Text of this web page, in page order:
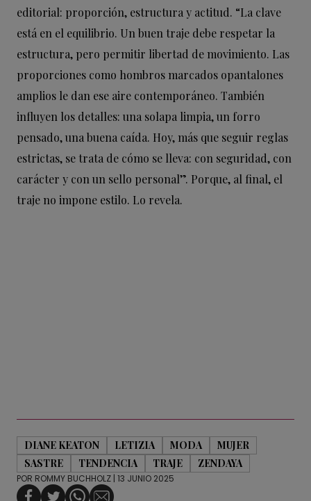
editorial: proporción, estructura y actitud. “La clave
está en el equilibrio. Un buen traje debe respetar la
estructura, pero permitir libertad de movimiento. Las
proporciones como hombros marcados opantalones
amplios le dan ese aire contemporáneo. También
influyen los detalles: una solapa limpia, un forro
pensado, una buena caída. Hoy, más que seguir reglas
estrictas, se trata de cómo se lleva: con seguridad, con
carácter y con un sello personal”. Porque, al final, el
traje no impone estilo. Lo revela.
DIANE KEATON LETIZIA MODA
MUJER
SASTRE
TENDENCIA TRAJE ZENDAYA
POR ROMMY BUCHHOLZ | 13 JUNIO 2025